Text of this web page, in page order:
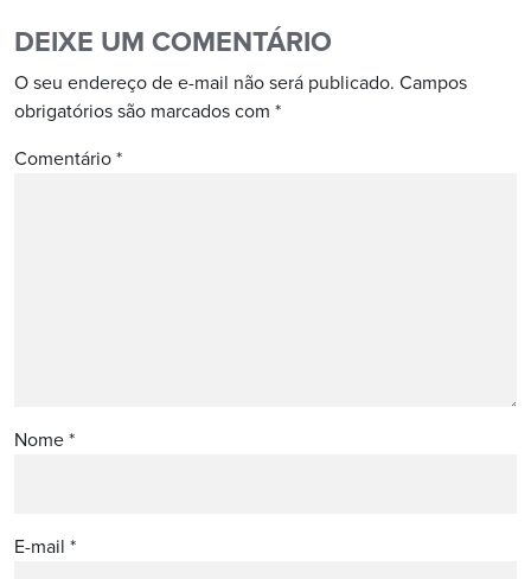
DEIXE UM COMENTÁRIO
O seu endereço de e-mail não será publicado. Campos
obrigatórios são marcados com *
Comentário *
Nome *
E-mail *